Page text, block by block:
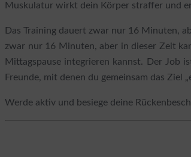
Muskulatur wirkt dein Körper straffer und
Das Training dauert zwar nur 16 Minuten,
zwar nur 16 Minuten, aber in dieser Zeit
Mittagspause integrieren kannst. Der Job
Freunde, mit denen du gemeinsam das Ziel
Werde aktiv und besiege deine